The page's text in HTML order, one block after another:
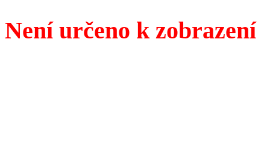
Není určeno k zobrazení